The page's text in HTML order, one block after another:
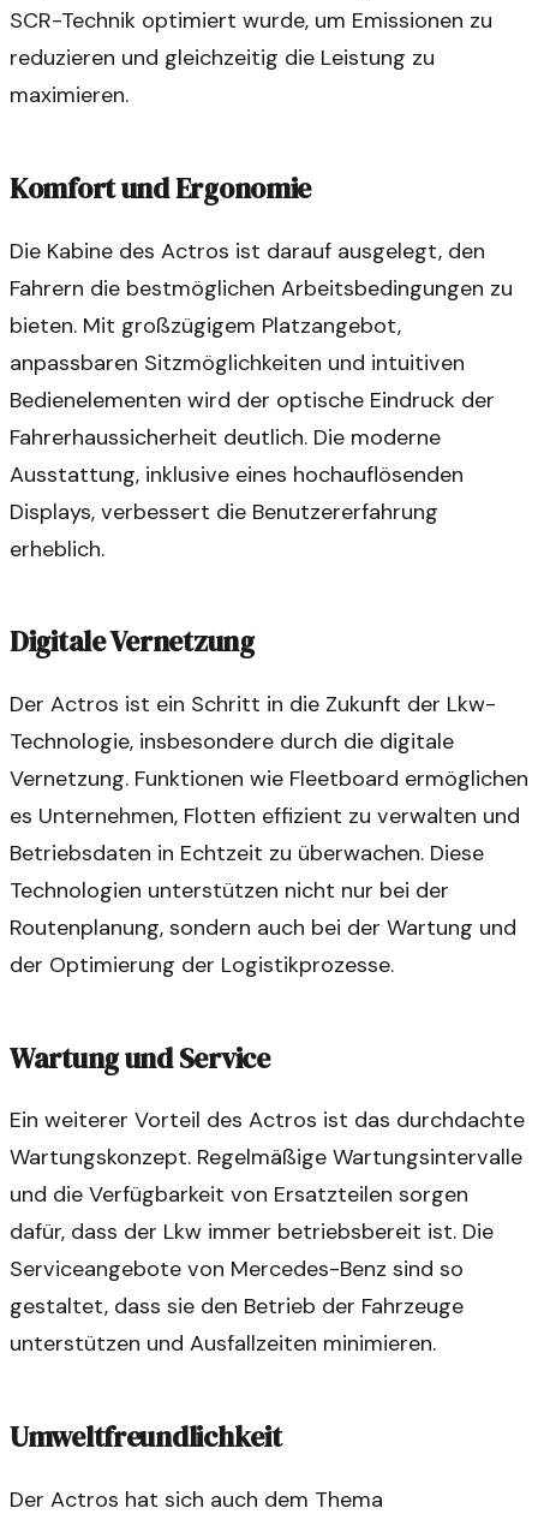
SCR-Technik optimiert wurde, um Emissionen zu
reduzieren und gleichzeitig die Leistung zu
maximieren.
Komfort und Ergonomie
Die Kabine des Actros ist darauf ausgelegt, den
Fahrern die bestmöglichen Arbeitsbedingungen zu
bieten. Mit großzügigem Platzangebot,
anpassbaren Sitzmöglichkeiten und intuitiven
Bedienelementen wird der optische Eindruck der
Fahrerhaussicherheit deutlich. Die moderne
Ausstattung, inklusive eines hochauflösenden
Displays, verbessert die Benutzererfahrung
erheblich.
Digitale Vernetzung
Der Actros ist ein Schritt in die Zukunft der Lkw-
Technologie, insbesondere durch die digitale
Vernetzung. Funktionen wie Fleetboard ermöglichen
es Unternehmen, Flotten effizient zu verwalten und
Betriebsdaten in Echtzeit zu überwachen. Diese
Technologien unterstützen nicht nur bei der
Routenplanung, sondern auch bei der Wartung und
der Optimierung der Logistikprozesse.
Wartung und Service
Ein weiterer Vorteil des Actros ist das durchdachte
Wartungskonzept. Regelmäßige Wartungsintervalle
und die Verfügbarkeit von Ersatzteilen sorgen
dafür, dass der Lkw immer betriebsbereit ist. Die
Serviceangebote von Mercedes-Benz sind so
gestaltet, dass sie den Betrieb der Fahrzeuge
unterstützen und Ausfallzeiten minimieren.
Umweltfreundlichkeit
Der Actros hat sich auch dem Thema